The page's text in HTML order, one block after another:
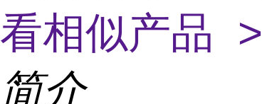
看相似产品 >
简介